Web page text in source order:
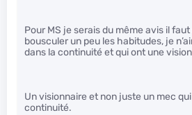
Pour MS je serais du même avis il faut
bousculer un peu les habitudes, je
dans la continuité et qui ont une
Un visionnaire et non juste un mec
continuité.